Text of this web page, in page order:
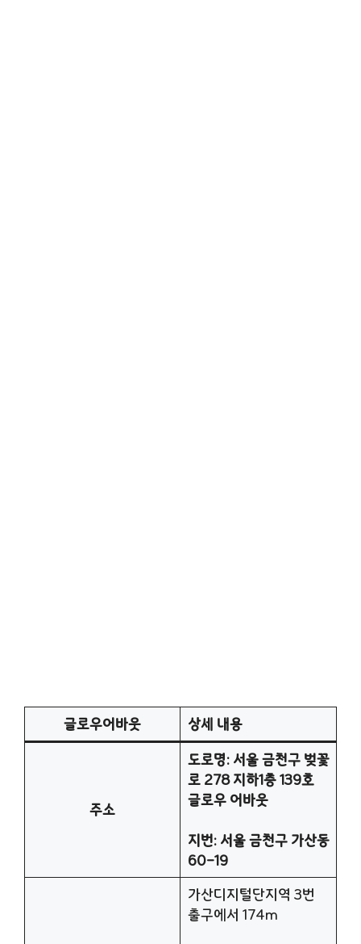
글로우어바웃 상세 내용
주소
도로명: 서울 금천구 벚꽃
로 278 지하1층 139호
글로우 어바웃
지번: 서울 금천구 가산동
60-19
가산디지털단지역 3번
출구에서 174m